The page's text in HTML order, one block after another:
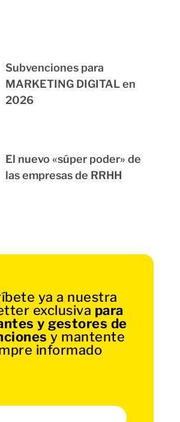
Subvenciones para
MARKETING DIGITAL en
2026
El nuevo «súper poder» de
las empresas de RRHH
ya a nuestra
exclusiva para
y gestores de
y mantente
informado